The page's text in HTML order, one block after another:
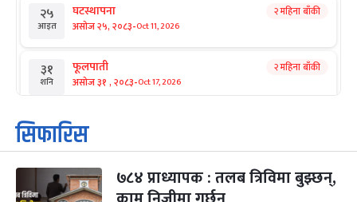
२५
आइत
घटस्थापना
असोज २५, २०८३-Oct 11, 2026
२ महिना बाँकी
३१
शनि
फूलपाती
असोज ३१ , २०८३-Oct 17, 2026
२ महिना बाँकी
१
आइत
कार्तिक सङ्क्रान्ति
कार्तिक १, २०८३
३
मंगल
महानवमी
कार्तिक ३, २०८३-Oct 20, 2026
२ महिना बाँकी
सिफारिस
७८४ प्राध्यापक : तलब त्रिविमा बुझ्छन्,